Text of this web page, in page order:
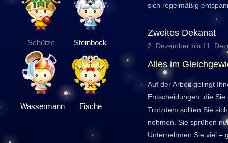
Schütze Steinbock
Wassermann Fische
sich regelmäßig
Zweites Dekanat
2. Dezember bis 11.
Alles im
Auf der Arbeit gelingt
Entscheidungen, die
Trotzdem sollten Sie
nehmen. Sie sprühen
Unternehmen Sie viel –